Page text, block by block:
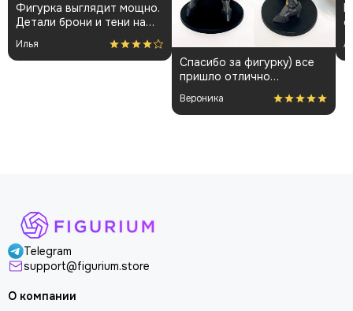
Фигурка выглядит мощно.
Детали брони и тени на
плаще проработаны
аккуратно. Пришла быстро
и без повреждений.
Илья
Спасибо за фигурку) все
пришло отлично
упакованным. Отдельная
благодарность за
покраску модели.
Вероника
Telegram
support@figurium.store
О компании